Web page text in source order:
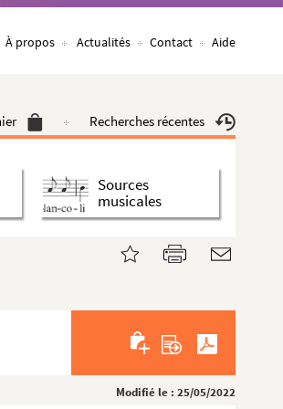
À propos Actualités Contact Aide
Recherches récentes
Sources
musicales
Modifié le : 25/05/2022